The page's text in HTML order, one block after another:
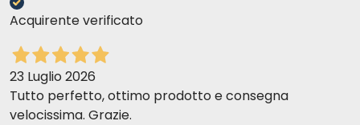
Acquirente verificato
23 Luglio 2026
Tutto perfetto, ottimo prodotto e consegna
velocissima. Grazie.